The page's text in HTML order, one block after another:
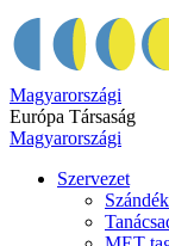
Magyarországi
Európa Társaság
Magyarországi
Szervezet